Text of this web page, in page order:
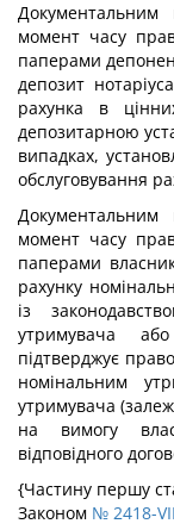
Документальним
момент часу
паперами
депозит
рахунка в
депозитарною
випадках,
обслуговування
Документальним
момент часу
паперами
рахунку
із
утримувача
підтверджує
номінальним
утримувача
на вимогу
відповідного
{Частину першу
Законом № 2418-